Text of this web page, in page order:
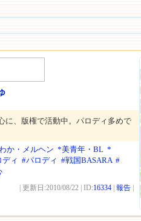
に、版権で活動中。パロディ多めで
か・メルヘン *美青年・BL *
ディ #パロディ #戦国BASARA #
| 更新日:2010/08/22 | ID:16334 報告